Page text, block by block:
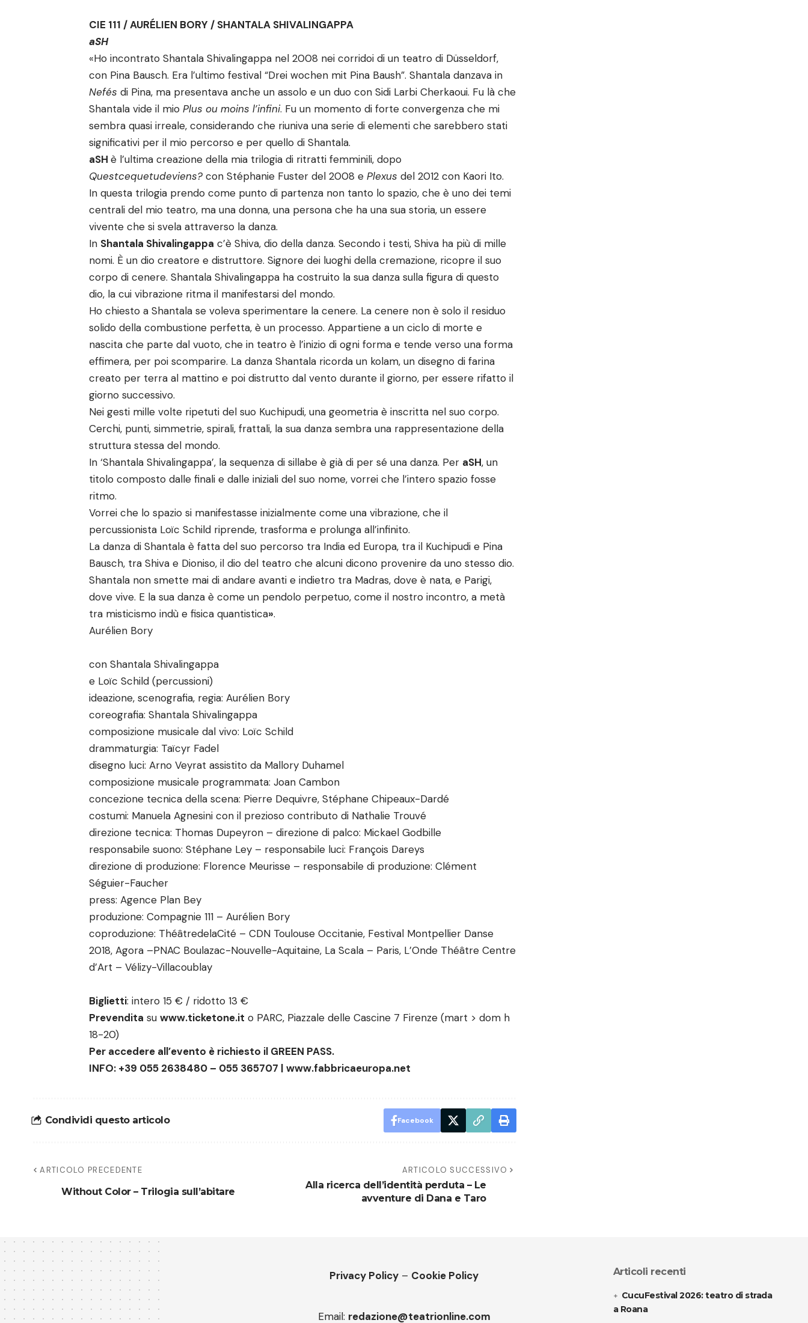
CIE 111 / AURÉLIEN BORY / SHANTALA SHIVALINGAPPA
aSH
«Ho incontrato Shantala Shivalingappa nel 2008 nei corridoi di un teatro di Düsseldorf,
con Pina Bausch. Era l’ultimo festival “Drei wochen mit Pina Baush”. Shantala danzava in
Nefés di Pina, ma presentava anche un assolo e un duo con Sidi Larbi Cherkaoui. Fu là che
Shantala vide il mio Plus ou moins l’infini. Fu un momento di forte convergenza che mi
sembra quasi irreale, considerando che riuniva una serie di elementi che sarebbero stati
significativi per il mio percorso e per quello di Shantala.
aSH è l’ultima creazione della mia trilogia di ritratti femminili, dopo
Questcequetudeviens? con Stéphanie Fuster del 2008 e Plexus del 2012 con Kaori Ito.
In questa trilogia prendo come punto di partenza non tanto lo spazio, che è uno dei temi
centrali del mio teatro, ma una donna, una persona che ha una sua storia, un essere
vivente che si svela attraverso la danza.
In Shantala Shivalingappa c’è Shiva, dio della danza. Secondo i testi, Shiva ha più di mille
nomi. È un dio creatore e distruttore. Signore dei luoghi della cremazione, ricopre il suo
corpo di cenere. Shantala Shivalingappa ha costruito la sua danza sulla figura di questo
dio, la cui vibrazione ritma il manifestarsi del mondo.
Ho chiesto a Shantala se voleva sperimentare la cenere. La cenere non è solo il residuo
solido della combustione perfetta, è un processo. Appartiene a un ciclo di morte e
nascita che parte dal vuoto, che in teatro è l’inizio di ogni forma e tende verso una forma
effimera, per poi scomparire. La danza Shantala ricorda un kolam, un disegno di farina
creato per terra al mattino e poi distrutto dal vento durante il giorno, per essere rifatto il
giorno successivo.
Nei gesti mille volte ripetuti del suo Kuchipudi, una geometria è inscritta nel suo corpo.
Cerchi, punti, simmetrie, spirali, frattali, la sua danza sembra una rappresentazione della
struttura stessa del mondo.
In ‘Shantala Shivalingappa’, la sequenza di sillabe è già di per sé una danza. Per aSH, un
titolo composto dalle finali e dalle iniziali del suo nome, vorrei che l’intero spazio fosse
ritmo.
Vorrei che lo spazio si manifestasse inizialmente come una vibrazione, che il
percussionista Loïc Schild riprende, trasforma e prolunga all’infinito.
La danza di Shantala è fatta del suo percorso tra India ed Europa, tra il Kuchipudi e Pina
Bausch, tra Shiva e Dioniso, il dio del teatro che alcuni dicono provenire da uno stesso dio.
Shantala non smette mai di andare avanti e indietro tra Madras, dove è nata, e Parigi,
dove vive. E la sua danza è come un pendolo perpetuo, come il nostro incontro, a metà
tra misticismo indù e fisica quantistica».
Aurélien Bory
con Shantala Shivalingappa
e Loïc Schild (percussioni)
ideazione, scenografia, regia: Aurélien Bory
coreografia: Shantala Shivalingappa
composizione musicale dal vivo: Loïc Schild
drammaturgia: Taïcyr Fadel
disegno luci: Arno Veyrat assistito da Mallory Duhamel
composizione musicale programmata: Joan Cambon
concezione tecnica della scena: Pierre Dequivre, Stéphane Chipeaux-Dardé
costumi: Manuela Agnesini con il prezioso contributo di Nathalie Trouvé
direzione tecnica: Thomas Dupeyron – direzione di palco: Mickael Godbille
responsabile suono: Stéphane Ley – responsabile luci: François Dareys
direzione di produzione: Florence Meurisse – responsabile di produzione: Clément
Séguier-Faucher
press: Agence Plan Bey
produzione: Compagnie 111 – Aurélien Bory
coproduzione: ThéâtredelaCité – CDN Toulouse Occitanie, Festival Montpellier Danse
2018, Agora –PNAC Boulazac-Nouvelle-Aquitaine, La Scala – Paris, L’Onde Théâtre Centre
d’Art – Vélizy-Villacoublay
Biglietti: intero 15 € / ridotto 13 €
Prevendita su www.ticketone.it o PARC, Piazzale delle Cascine 7 Firenze (mart > dom h
18-20)
Per accedere all’evento è richiesto il GREEN PASS.
INFO: +39 055 2638480 – 055 365707 | www.fabbricaeuropa.net
Condividi questo articolo Facebook
ARTICOLO PRECEDENTE
Without Color – Trilogia sull’abitare
ARTICOLO SUCCESSIVO
Alla ricerca dell’identità perduta – Le
avventure di Dana e Taro
Privacy Policy – Cookie Policy
Email: redazione@teatrionline.com
Articoli recenti
CucuFestival 2026: teatro di strada
a Roana